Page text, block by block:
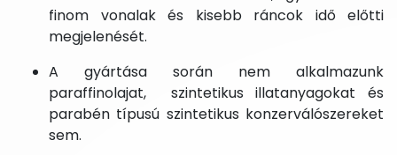
finom vonalak és kisebb ráncok idő előtti
megjelenését.
A gyártása során nem alkalmazunk
paraffinolajat, szintetikus illatanyagokat és
parabén típusú szintetikus konzerválószereket
sem.